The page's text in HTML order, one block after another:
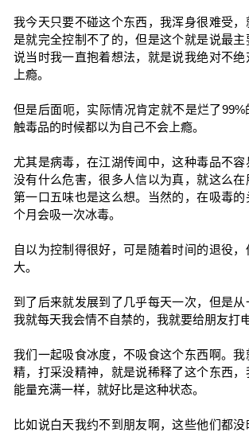
我今天只要不碰这个东西，我浑身很难受
是就完全控制不了的，但是这个就是说最主
说当时我一直抱着想法，就是说我绝对不
上瘾。
但是后面呃，实际情况肯定就不是烂了
触毒品的时候都以为自己不会上瘾。
尤其是病毒，在江湖传闻中，这种毒品不
没有什么危害，很多人信以为真，就这么在
第一口五味也是这么想。当然的，在吸毒
个月会吸一次冰毒。
自以为控制得很好，可是随着时间的退役
大。
到了后来就发展到了几乎每天一次，但是从
我就每天我会情不自禁的，我就要给朋友打
我们一起吸食冰度，不吸食这个东西啊。
精，打采没精神，就是说稀释了这个东西
能量充满一样，就好比是这种状态。
比如说白天我约不到朋友啊，这些他们都